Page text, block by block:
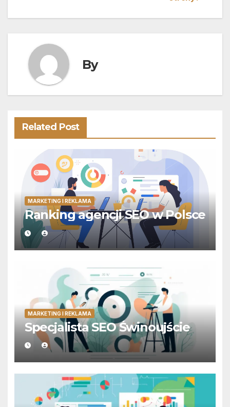
By
Related Post
MARKETING I REKLAMA
Ranking agencji SEO w Polsce
MARKETING I REKLAMA
Specjalista SEO Świnoujście